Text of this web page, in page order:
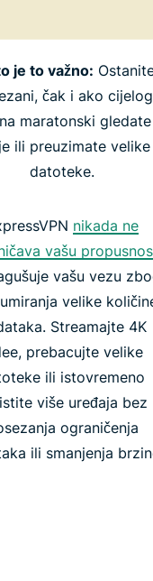
je to važno:
čak i ako cijelog
maratonski gledate
ili preuzimate velike
datoteke.
nikada ne
vašu
vašu vezu
velike
Streamajte 4K
prebacujte velike
ili istovremeno
više uređaja bez
ograničenja
ili smanjenja